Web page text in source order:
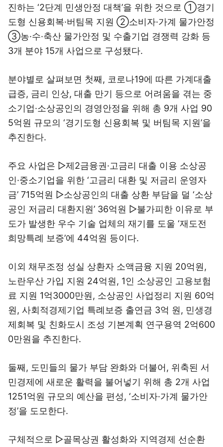
진하는 ‘2단계 민생안정 대책’을 위한 것으로 ①경기
도형 신용회복·버팀목 지원 ②소비자·가계 물가안정
③농·수·축산 물가안정 및 수출기업 경쟁력 강화 등
3개 분야 15개 사업으로 구성됐다.
분야별로 살펴보면 첫째, 코로나19에 따른 가계대출
급증, 금리 인상, 대출 만기 등으로 어려움을 겪는 중
소기업·소상공인의 경영안정을 위해 총 9개 사업 90
5억원 규모의 ‘경기도형 신용회복 및 버팀목 지원’을
추진한다.
주요 사업은 ▷제2금융권·고금리 대출 이용 소상공
인·중소기업을 위한 ‘고금리 대환 및 저금리 운영자
금’ 715억원 ▷소상공인의 대출 상환 부담을 덜 ‘소상
공인 저금리 대환지원’ 36억원 ▷불가피한 이유로 부
도가 발생한 우수 기술 업체의 재기를 도울 ‘재도전
희망특례 보증’에 44억원 등이다.
이외 채무조정 성실 상환자 소액금융 지원 20억원,
노란우산 가입 지원 24억원, 1인 소상공인 고용보험
료 지원 1억3000만원, 소상공인 사업정리 지원 60억
원, 사회적경제기업 특례보증 출연금 3억 원, 민생경
제회복 및 친화도시 조성 기본계획 연구용역 2억600
0만원을 추진한다.
둘째, 도민들의 물가 부담 완화와 더불어, 위축된 서
민경제에 새로운 활력을 불어넣기 위해 총 2개 사업
1251억원 규모의 예산을 편성, ‘소비자·가계 물가안
정’을 도모한다.
구체적으로 ▷골목상권 활성화와 지역경제 선순환